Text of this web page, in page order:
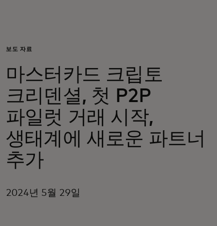
비즈니스 고객
모두를 위한 가치
이노베이터
뉴스 & 인사이트
보도 자료
마스터카드 크립토
크리덴셜, 첫 P2P
파일럿 거래 시작,
생태계에 새로운 파트너
추가
2024년 5월 29일